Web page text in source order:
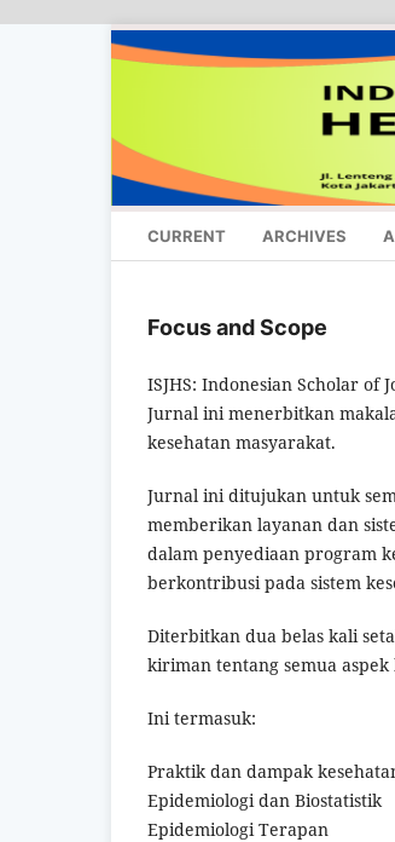
CURRENT ARCHIVES
Focus and Scope
ISJHS: Indonesian Scholar
Jurnal ini menerbitkan
kesehatan masyarakat.
Jurnal ini ditujukan untuk
memberikan layanan dan
dalam penyediaan program
berkontribusi pada sistem
Diterbitkan dua belas kali
kiriman tentang semua
Ini termasuk:
Praktik dan dampak
Epidemiologi dan Biostatistik
Epidemiologi Terapan